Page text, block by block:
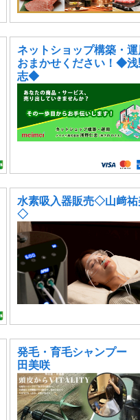
ネットショップ構築・運
おまかせください！◆浅
志◆
水素吸入器販売◇山﨑祐
◇
発毛・育毛シャンプ
田美咲